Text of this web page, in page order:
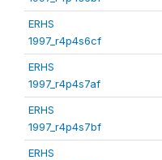
ERHS
1997_r4p4s6cf
ERHS
1997_r4p4s7af
ERHS
1997_r4p4s7bf
ERHS